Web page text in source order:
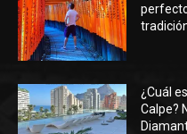
¿Cuál
Calpe?